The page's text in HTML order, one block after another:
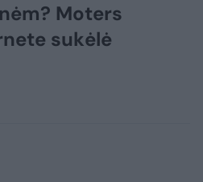
Moters
sukėlė